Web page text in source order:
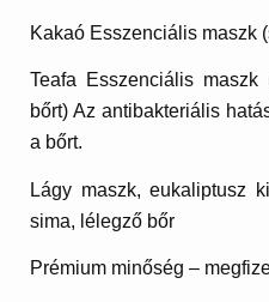
Kakaó Esszenciális maszk
Teafa Esszenciális maszk
bőrt) Az antibakteriális
a bőrt.
Lágy maszk, eukaliptusz
sima, lélegző bőr
Prémium minőség –